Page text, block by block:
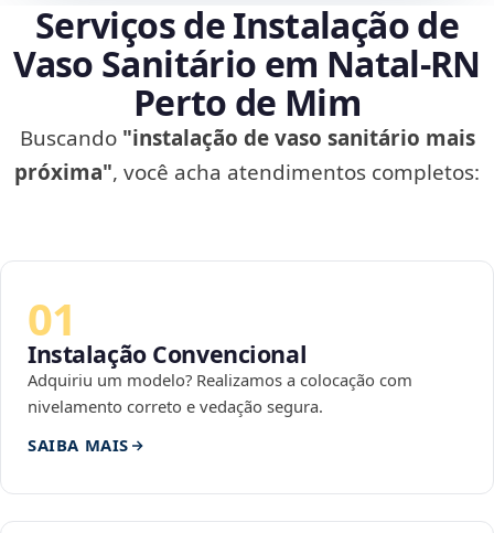
Serviços de Instalação de
Vaso Sanitário em Natal‑RN
Perto de Mim
Buscando "instalação de vaso sanitário mais
próxima", você acha atendimentos completos:
01
Instalação Convencional
Adquiriu um modelo? Realizamos a colocação com
nivelamento correto e vedação segura.
SAIBA MAIS